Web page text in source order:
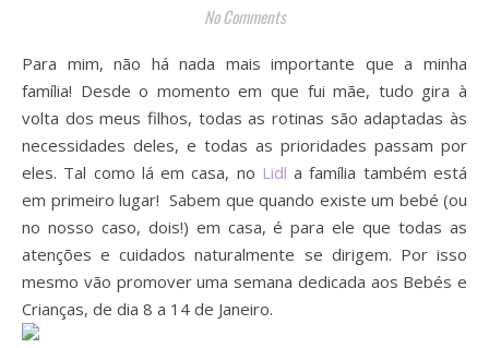
No Comments
Para mim, não há nada mais importante que a minha
família! Desde o momento em que fui mãe, tudo gira à
volta dos meus filhos, todas as rotinas são adaptadas às
necessidades deles, e todas as prioridades passam por
eles. Tal como lá em casa, no Lidla família também está
em primeiro lugar! Sabem que quando existe um bebé (ou
no nosso caso, dois!) em casa, é para ele que todas as
atenções e cuidados naturalmente se dirigem. Por isso
mesmo vão promover uma semana dedicada aos Bebés e
Crianças, de dia 8 a 14 de Janeiro.